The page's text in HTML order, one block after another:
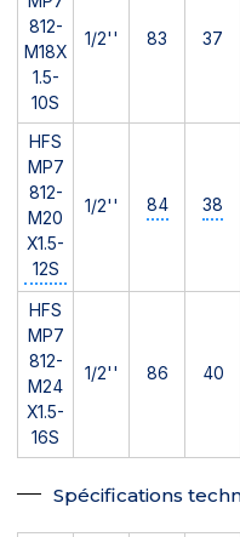
812-
M18X
1.5-
10S
1/2'' 83 37
HFS
MP7
812-
M20
X1.5-
12S
1/2'' 84 38
HFS
MP7
812-
M24
X1.5-
16S
1/2'' 86 40
Spécifications